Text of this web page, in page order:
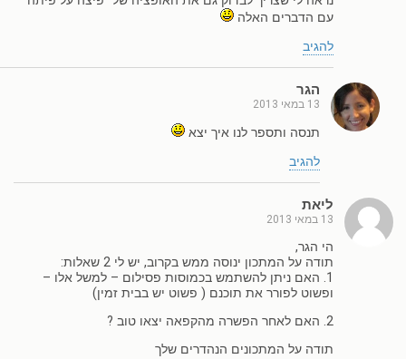
עם הדברים האלה
להגיב
הגר
13 במאי 2013
תנסה ותספר לנו איך יצא
להגיב
ליאת
13 במאי 2013
הי הגר,
תודה על המתכון ינוסה ממש בקרוב, יש לי 2 שאלות:
1. האם ניתן להשתמש בכמוסות פסילום – למשל אלו –
ופשוט לפורר את תוכנם ( פשוט יש בבית זמין)
2. האם לאחר הפשרה מהקפאה יצאו טוב ?
תודה על המתכונים הנהדרים שלך